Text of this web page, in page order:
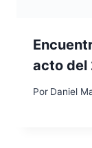
acto del
Por Daniel